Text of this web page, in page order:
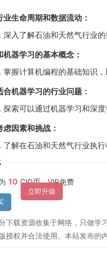
业生命周期和数据流动：
深入了解石油和天然气行业
机器学习的基本概念：
掌握计算机编程的基础知识
合机器学习的行业问题：
探索可以通过机器学习和深
虑因素和挑战：
了解在石油和天然气行业执
10 CID币，VIP免费
立即升级
下载资源收集于网络，只做学
授权并合法使用。本站发布的